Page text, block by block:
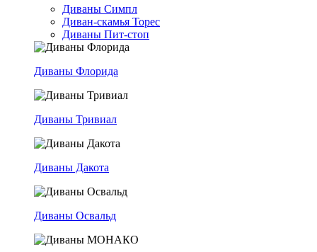
Диваны Симпл
Диван-скамья Торес
Диваны Пит-стоп
Диваны Флорида
Диваны Тривиал
Диваны Дакота
Диваны Освальд